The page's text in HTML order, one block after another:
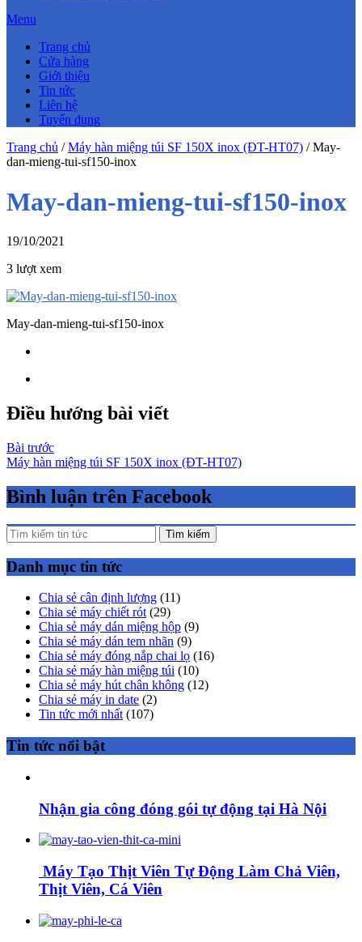
Menu
Trang chủ
Cửa hàng
Giới thiệu
Tin tức
Liên hệ
Tuyển dụng
Trang chủ /Máy hàn miệng túi SF 150X inox (ĐT-HT07) /May-
dan-mieng-tui-sf150-inox
May-dan-mieng-tui-sf150-inox
19/10/2021
3 lượt xem
May-dan-mieng-tui-sf150-inox
Điều hướng bài viết
Bài trước
Máy hàn miệng túi SF 150X inox (ĐT-HT07)
Bình luận trên Facebook
Tìm kiếm
Danh mục tin tức
Chia sẻ cân định lượng (11)
Chia sẻ máy chiết rót (29)
Chia sẻ máy dán miệng hộp (9)
Chia sẻ máy dán tem nhãn (9)
Chia sẻ máy đóng nắp chai lọ (16)
Chia sẻ máy hàn miệng túi (10)
Chia sẻ máy hút chân không (12)
Chia sẻ máy in date (2)
Tin tức mới nhất (107)
Tin tức nổi bật
Nhận gia công đóng gói tự động tại Hà Nội
Máy Tạo Thịt Viên Tự Động Làm Chả Viên,
Thịt Viên, Cá Viên